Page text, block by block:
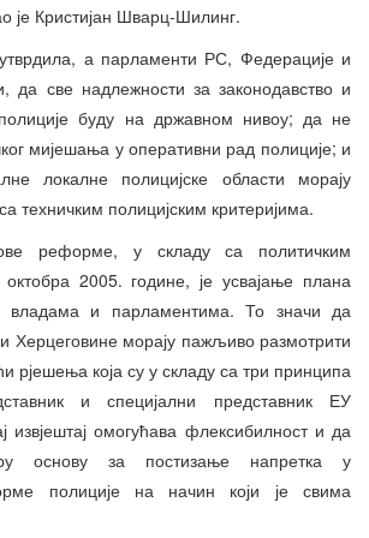
је Кристијан Шварц-Шилинг.
утврдила, а парламенти РС, Федерације и
да све надлежности за законодавство и
буду на државном нивоу; да не
мијешања у оперативни рад полиције; и
локалне полицијске области морају
техничким полицијским критеријима.
реформе, у складу са политичким
2005. године, је усвајање плана
владама и парламентима. То значи да
Херцеговине морају пажљиво размотрити
рјешења која су у складу са три принципа
и специјални представник ЕУ
извјештај омогућава флексибилност и да
основу за постизање напретка у
полиције на начин који је свима